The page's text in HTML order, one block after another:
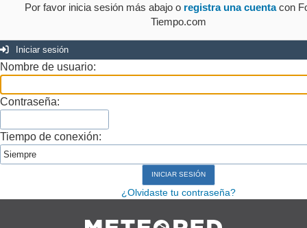
Por favor inicia sesión más abajo o registra una cuentacon
Tiempo.com
Iniciar sesión
Nombre de usuario:
Contraseña:
Tiempo de conexión:
¿Olvidaste tu contraseña?